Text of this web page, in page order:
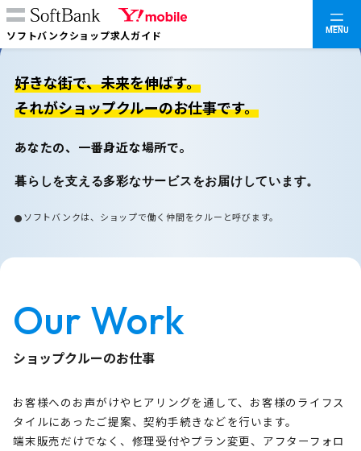
ソフトバンクショップ求人ガイド MENU
好きな街で、未来を伸ばす。
それがショップクルーのお仕事です。
あなたの、一番身近な場所で。
暮らしを支える多彩なサービスをお届けしています。
ソフトバンクは、ショップで働く仲間をクルーと呼びます。
Our Work
ショップクルーのお仕事
お客様へのお声がけやヒアリングを通して、お客様のライフス
タイルにあったご提案、契約手続きなどを行います。
端末販売だけでなく、修理受付やプラン変更、アフターフォロ